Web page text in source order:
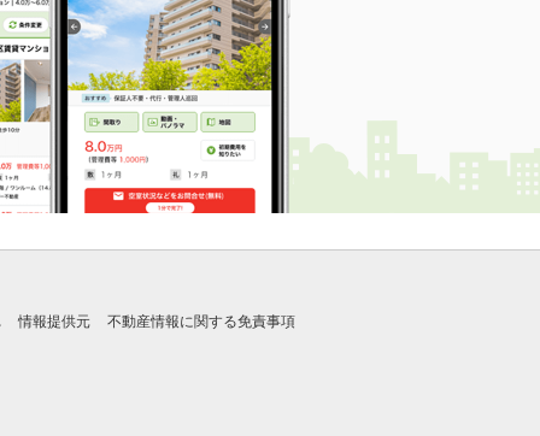
情報提供元 不動産情報に関する免責事項